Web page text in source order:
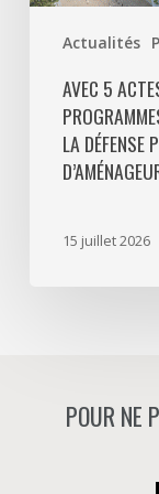
Actualités
Défense
poursuit
activement
AVEC 5
LA DÉFENSE
15 juillet 2026
POUR NE